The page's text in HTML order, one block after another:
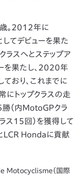
。2012年に
てデビューを果た
ラスへとステップア
を果たし、2020年
おり、これまでに
にトップクラスの走
勝（内MotoGPクラ
ス15回）を獲得して
LCR Hondaに貢献
Motocyclisme（国際